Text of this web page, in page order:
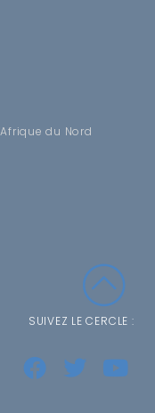
du Nord
SUIVEZ LE CERCLE :